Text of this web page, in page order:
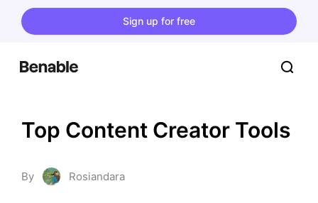
Sign up for free
Top Content Creator Tools
By Rosiandara